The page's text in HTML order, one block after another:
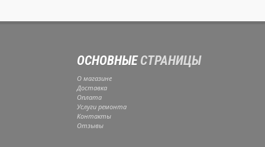
ОСНОВНЫЕСТРАНИЦЫ
О магазине
Доставка
Оплата
Услуги ремонта
Контакты
Отзывы